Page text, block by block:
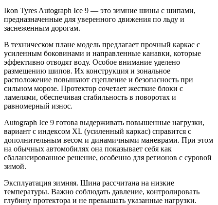
Ikon Tyres Autograph Ice 9 — это зимние шины с шипами,
предназначенные для уверенного движения по льду и
заснеженным дорогам.
В техническом плане модель предлагает прочный каркас с
усиленным боковинами и направленные канавки, которые
эффективно отводят воду. Особое внимание уделено
размещению шипов. Их конструкция и зональное
расположение повышают сцепление и безопасность при
сильном морозе. Протектор сочетает жесткие блоки с
ламелями, обеспечивая стабильность в поворотах и
равномерный износ.
Auto­graph Ice 9 готова выдерживать повышенные нагрузки,
вариант с индексом XL (усиленный каркас) справится с
дополнительным весом и динамичными маневрами. При этом
на обычных автомобилях она показывает себя как
сбалансированное решение, особенно для регионов с суровой
зимой.
Эксплуатация зимняя. Шина рассчитана на низкие
температуры. Важно соблюдать давление, контролировать
глубину протектора и не превышать указанные нагрузки.